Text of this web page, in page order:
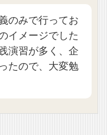
のみで行ってお
イメージでした
演習が多く、企
たので、大変勉